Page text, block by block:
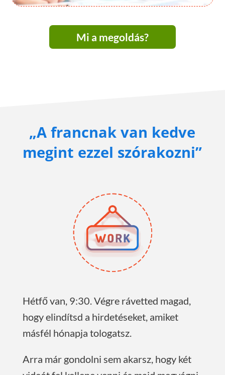
Mi a megoldás?
„A francnak van kedve
megint ezzel szórakozni”
Hétfő van, 9:30. Végre rávetted magad,
hogy elindítsd a hirdetéseket, amiket
másfél hónapja tologatsz.
Arra már gondolni sem akarsz, hogy két